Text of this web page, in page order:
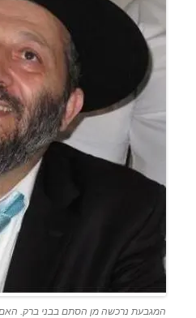
המגבעת נרכשה מן הסתם בבני ברק.